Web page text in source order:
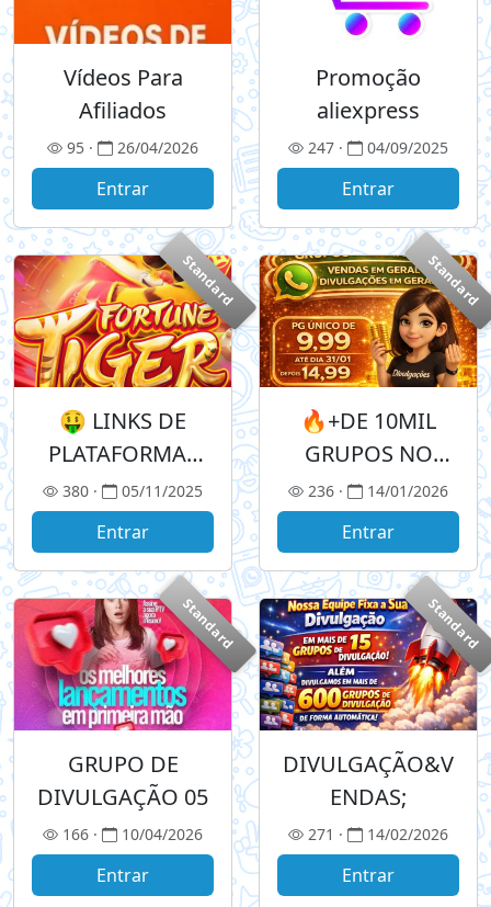
Vídeos Para
Afiliados
95 · 26/04/2026
Entrar
Promoção
aliexpress
247 · 04/09/2025
Entrar
Standard
🤑 LINKS DE
PLATAFORMAS
🤑
380 · 05/11/2025
Entrar
Standard
🔥+DE 10MIL
GRUPOS NO
WHATS APENAS
9,99🔥
236 · 14/01/2026
Entrar
Standard
GRUPO DE
DIVULGAÇÃO 05
166 · 10/04/2026
Entrar
Standard
DIVULGAÇÃO&V
ENDAS;
271 · 14/02/2026
Entrar